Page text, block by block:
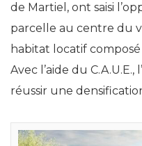
de Martiel, ont saisi
parcelle au centre du
habitat locatif
Avec l’aide du
réussir une